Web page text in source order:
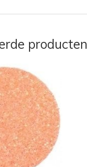
producten